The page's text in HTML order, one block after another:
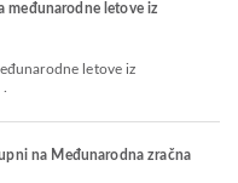
međunarodne letove iz
na Međunarodna zračna